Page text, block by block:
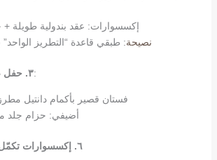
إكسسوارات: عقد بندولية طويلة
نصيحة: طبقي قاعدة “التطريز
٣. حفل صغير (ميكرو ويدينغ):
فستان قصير بأكمام دانتيل مطرزة
أضيفي: حزام جلد
٦. إكسسوارات تكمّل التطريز دون تطابق